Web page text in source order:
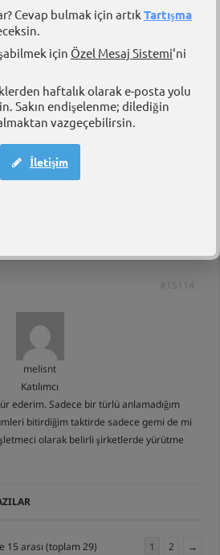
#15112
Dr. Aybars Oruç
Anahtar yönetici
Öğrenci Yorumu’ndan faydalanabilirsiniz.
#15114
melisnt
Katılımcı
ederim. Sadece bir türlü anlamadığım
bitirdiğim taktirde sadece gemi de mi
olarak belirli şirketlerde yürütme
15 arası (toplam 29) 1 2 →
Cevap bulmak için artık Tartışma
için Özel Mesaj Sistemi‘ni
haftalık olarak e-posta yolu
Sakın endişelenme; dilediğin
vazgeçebilirsin.
İletişim